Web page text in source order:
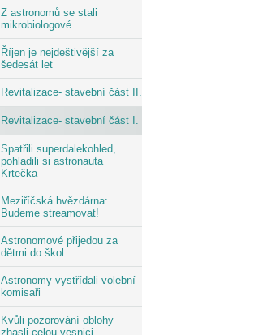
Z astronomů se stali
mikrobiologové
Říjen je nejdeštivější za
šedesát let
Revitalizace- stavební část II.
Revitalizace- stavební část I.
Spatřili superdalekohled,
pohladili si astronauta
Krtečka
Meziříčská hvězdárna:
Budeme streamovat!
Astronomové přijedou za
dětmi do škol
Astronomy vystřídali volební
komisaři
Kvůli pozorování oblohy
zhasli celou vesnici